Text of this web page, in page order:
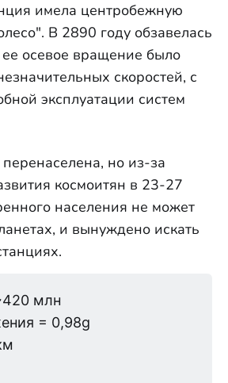
имела центробежную
В 2890 году обзавелась
осевое вращение было
скоростей, с
эксплуатации систем
но из-за
космоитян в 23-27
населения не может
и вынуждено искать
млн
= 0,98g